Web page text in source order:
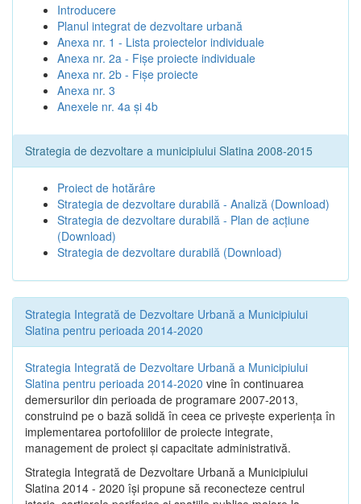
Introducere
Planul integrat de dezvoltare urbană
Anexa nr. 1 - Lista proiectelor individuale
Anexa nr. 2a - Fișe proiecte individuale
Anexa nr. 2b - Fișe proiecte
Anexa nr. 3
Anexele nr. 4a și 4b
Strategia de dezvoltare a municipiului Slatina 2008-2015
Proiect de hotărâre
Strategia de dezvoltare durabilă - Analiză (Download)
Strategia de dezvoltare durabilă - Plan de acțiune
(Download)
Strategia de dezvoltare durabilă (Download)
Strategia Integrată de Dezvoltare Urbană a Municipiului
Slatina pentru perioada 2014-2020
Strategia Integrată de Dezvoltare Urbană a Municipiului
Slatina pentru perioada 2014-2020 vine în continuarea
demersurilor din perioada de programare 2007-2013,
construind pe o bază solidă în ceea ce priveşte experienţa în
implementarea portofoliilor de proiecte integrate,
management de proiect și capacitate administrativă.
Strategia Integrată de Dezvoltare Urbană a Municipiului
Slatina 2014 - 2020 își propune să reconecteze centrul